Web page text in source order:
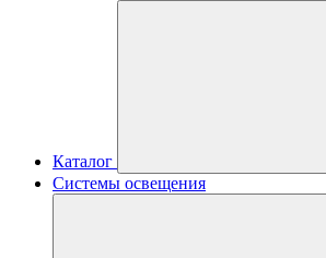
Каталог
Системы освещения